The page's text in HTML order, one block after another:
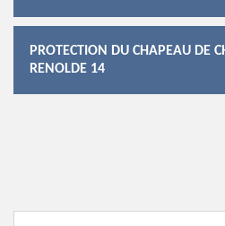
PROTECTION DU CHAPEAU DE
RENOLDE 14